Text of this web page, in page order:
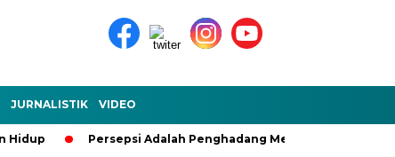
JURNALISTIK VIDEO
Persepsi Adalah Penghadang Mental (Bagian 3)